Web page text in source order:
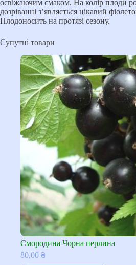
освіжаючим смаком. На колір плоди
дозріванні з’являється цікавий
Плодоносить на протязі сезону.
Супутні товари
Смородина Чорна перлина
80,00 ₴